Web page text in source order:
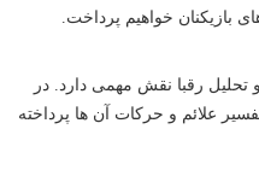
بازیکنان خواهیم پرداخت.
رقبا نقش مهمی دارد. در
علائم و حرکات آن ها پرداخته